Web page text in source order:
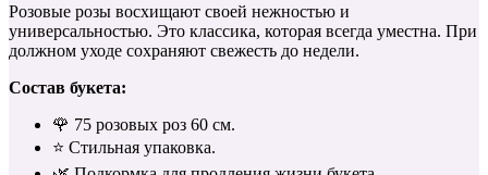
Розовые розы восхищают своей нежностью и
универсальностью. Это классика, которая всегда уместна. При
должном уходе сохраняют свежесть до недели.
Состав букета:
🌹 75 розовых роз 60 см.
⭐️ Стильная упаковка.